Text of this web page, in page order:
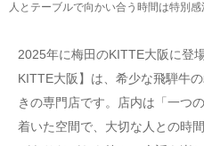
人とテーブルで向かい合う時間は特別感
2025年に梅田のKITTE大阪に登
KITTE大阪】は、希少な飛騨牛
きの専門店です。店内は「一つ
着いた空間で、大切な人との時